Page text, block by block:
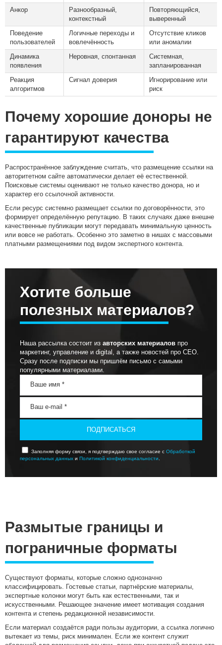
Анкор
Разнообразный,
контекстный
Повторяющийся,
выверенный
Поведение
пользователей
Логичные переходы и
вовлечённость
Отсутствие кликов
или аномалии
Динамика
появления
Неровная, спонтанная
Системная,
запланированная
Реакция
алгоритмов
Сигнал доверия
Игнорирование или
риск
Почему хорошие доноры не
гарантируют качества
Распространённое заблуждение считать, что размещение ссылки на
авторитетном сайте автоматически делает её естественной.
Поисковые системы оценивают не только качество донора, но и
характер его ссылочной активности.
Если ресурс системно размещает ссылки по договорённости, это
формирует определённую репутацию. В таких случаях даже внешне
качественные публикации могут передавать минимальную ценность
или вовсе не работать. Особенно это заметно в нишах с массовыми
платными размещениями под видом экспертного контента.
Хотите больше
полезных материалов?
Наша рассылка состоит из авторских материалов про
маркетинг, управление и digital, а также новостей про СЕО.
Сразу после подписки мы пришлём письмо с самыми
популярными материалами.
ПОДПИСАТЬСЯ
Заполняя форму связи, я подтверждаю свое согласие с Обработкой
персональных данных и Политикой конфиденциальности
Размытые границы и
пограничные форматы
Существуют форматы, которые сложно однозначно
классифицировать. Гостевые статьи, партнёрские материалы,
экспертные колонки могут быть как естественными, так и
искусственными. Решающее значение имеет мотивация создания
контента и степень редакционной независимости.
Если материал создаётся ради пользы аудитории, а ссылка логично
вытекает из темы, риск минимален. Если же контент служит